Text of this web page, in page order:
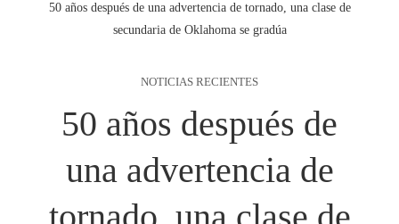
50 años después de una advertencia de tornado, una clase de
secundaria de Oklahoma se gradúa
NOTICIAS RECIENTES
50 años después de
una advertencia de